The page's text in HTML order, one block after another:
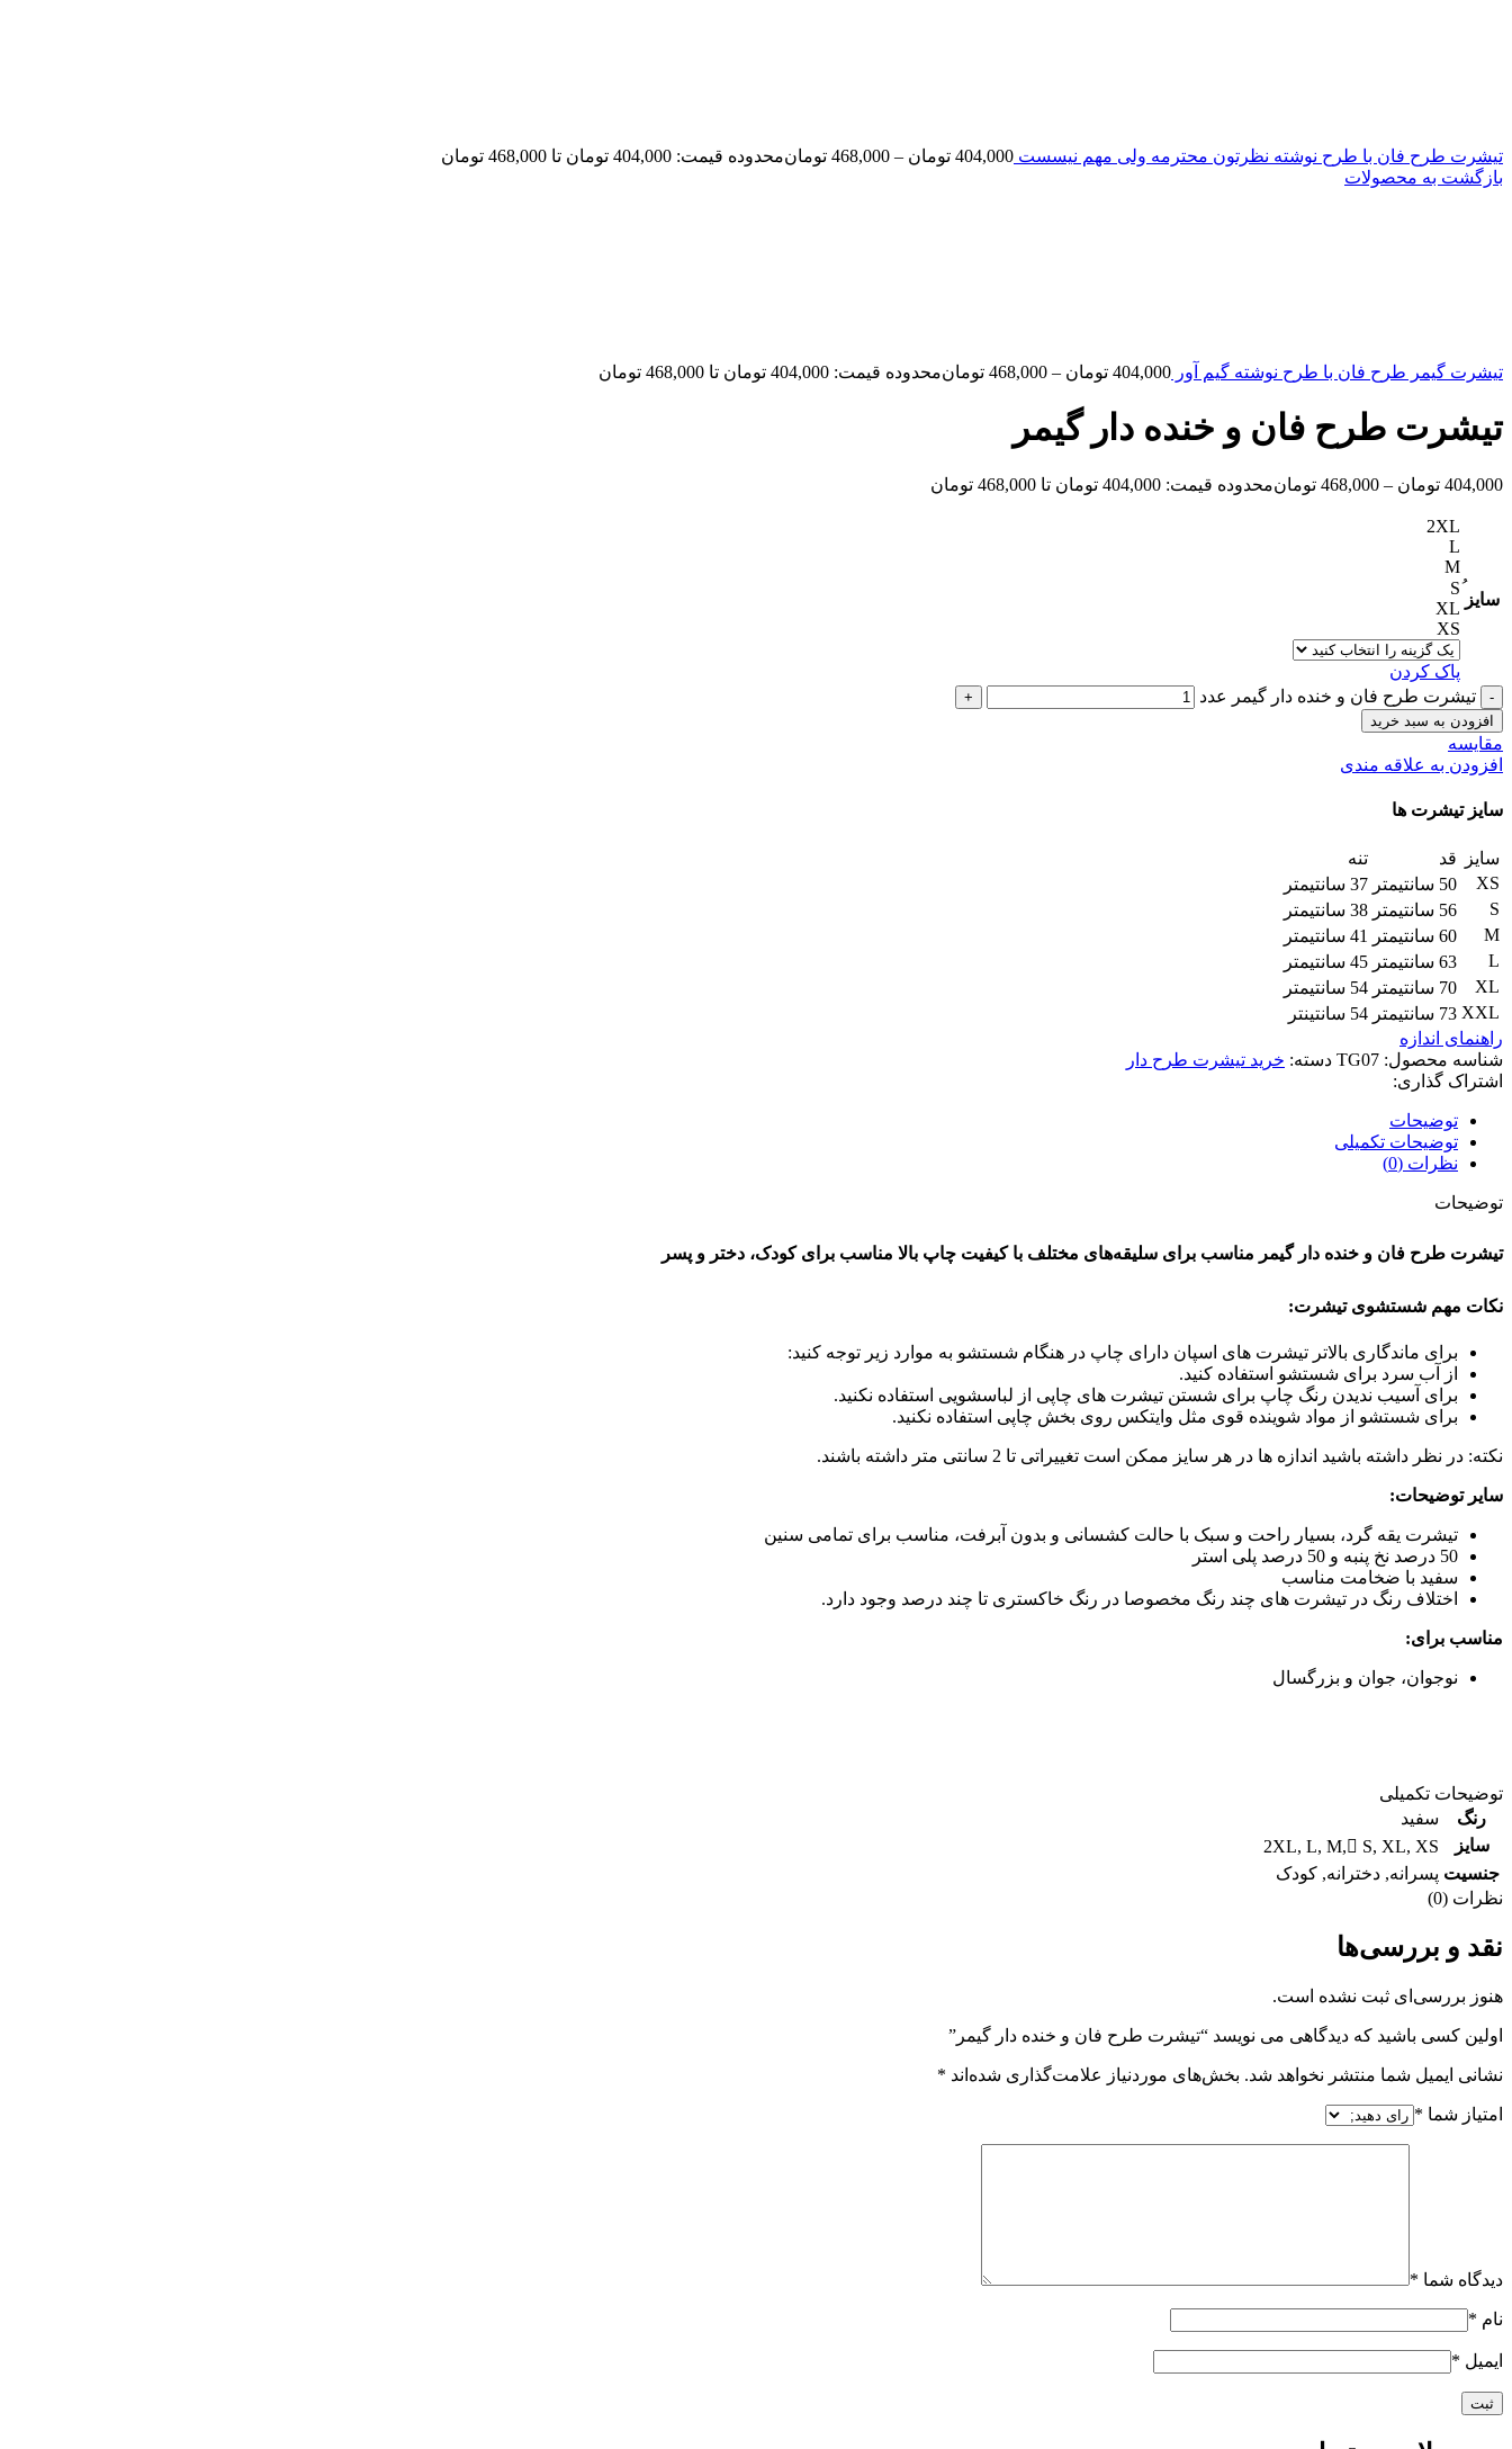
تیشرت طرح فان با طرح نوشته نظرتون محترمه ولی مهم نیسست 404,000 تومان –
468,000 تومانمحدوده قیمت: 404,000 تومان تا 468,000 تومان
بازگشت به محصولات
تیشرت گیمر طرح فان با طرح نوشته گیم آور 404,000 تومان –
468,000 تومانمحدوده قیمت: 404,000 تومان تا 468,000 تومان
تیشرت طرح فان و خنده دار گیمر
404,000 تومان –
468,000 تومانمحدوده قیمت: 404,000 تومان تا 468,000 تومان
سایز
2XL
L
M
XL
XS
پاک کردن
تیشرت طرح فان و خنده دار گیمر عدد
افزودن به سبد خرید
مقایسه
افزودن به علاقه مندی
سایز تیشرت ها
سایز قد
تنه
XS
50 سانتیمتر
37 سانتیمتر
S
56 سانتیمتر
38 سانتیمتر
M
60 سانتیمتر
41 سانتیمتر
L
63 سانتیمتر
45 سانتیمتر
XL
70 سانتیمتر
54 سانتیمتر
XXL 73 سانتیمتر
54 سانتینتر
راهنمای اندازه
شناسه محصول: TG07 دسته: خرید تیشرت طرح دار
اشتراک گذاری:
توضیحات
توضیحات تکمیلی
نظرات (0)
توضیحات
تیشرت طرح فان و خنده دار گیمر مناسب برای سلیقه‌های مختلف با کیفیت چاپ بالا مناسب برای کودک، دختر و پسر
نکات مهم شستشوی تیشرت:
برای ماندگاری بالاتر تیشرت های اسپان دارای چاپ در هنگام شستشو به موارد زیر توجه کنید:
از آب سرد برای شستشو استفاده کنید.
برای آسیب ندیدن رنگ چاپ برای شستن تیشرت های چاپی از لباسشویی استفاده نکنید.
برای شستشو از مواد شوینده قوی مثل وایتکس روی بخش چاپی استفاده نکنید.
نکته: در نظر داشته باشید اندازه ها در هر سایز ممکن است تغییراتی تا 2 سانتی متر داشته باشند.
سایر توضیحات:
تیشرت یقه گرد، بسیار راحت و سبک با حالت کشسانی و بدون آبرفت، مناسب برای تمامی سنین
50 درصد نخ پنبه و 50 درصد پلی استر
سفید با ضخامت مناسب
اختلاف رنگ در تیشرت های چند رنگ مخصوصا در رنگ خاکستری تا چند درصد وجود دارد.
مناسب برای:
نوجوان، جوان و بزرگسال
توضیحات تکمیلی
رنگ
سفید
سایز
2XL, L, M, ُS, XL, XS
جنسیت پسرانه, دخترانه, کودک
نظرات (0)
نقد و بررسی‌ها
هنوز بررسی‌ای ثبت نشده است.
اولین کسی باشید که دیدگاهی می نویسد “تیشرت طرح فان و خنده دار گیمر”
نشانی ایمیل شما منتشر نخواهد شد. بخش‌های موردنیاز علامت‌گذاری شده‌اند *
امتیاز شما *
دیدگاه شما *
نام *
ایمیل *